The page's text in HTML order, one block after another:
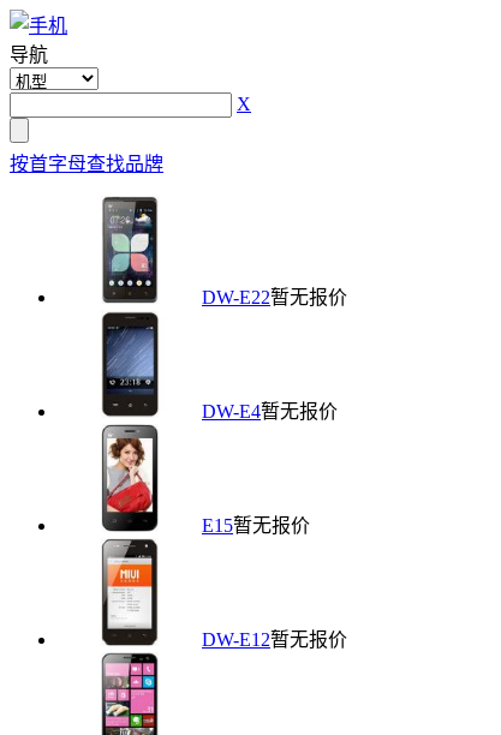
导航
X
按首字母查找品牌
DW-E22暂无报价
DW-E4暂无报价
E15暂无报价
DW-E12暂无报价